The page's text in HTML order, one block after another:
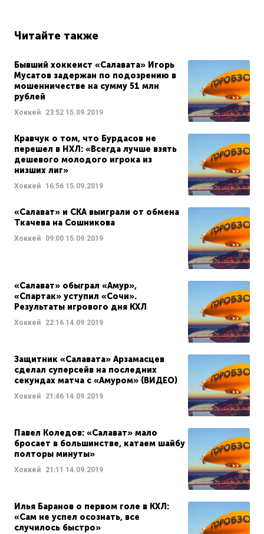
Читайте также
Бывший хоккеист «Салавата» Игорь
Мусатов задержан по подозрению в
мошенничестве на сумму 51 млн
рублей
Хоккей 23:52 15.09.2019
Кравчук о том, что Бурдасов не
перешел в НХЛ: «Всегда лучше взять
дешевого молодого игрока из
низших лиг»
Хоккей 16:56 15.09.2019
«Салават» и СКА выиграли от обмена
Ткачева на Сошникова
Хоккей 09:00 15.09.2019
«Салават» обыграл «Амур»,
«Спартак» уступил «Сочи».
Результаты игрового дня КХЛ
Хоккей 22:16 14.09.2019
Защитник «Салавата» Арзамасцев
сделал суперсейв на последних
секундах матча с «Амуром» (ВИДЕО)
Хоккей 21:46 14.09.2019
Павел Коледов: «Салават» мало
бросает в большинстве, катаем шайбу
полторы минуты»
Хоккей 21:11 14.09.2019
Илья Баранов о первом голе в КХЛ:
«Сам не успел осознать, все
случилось быстро»